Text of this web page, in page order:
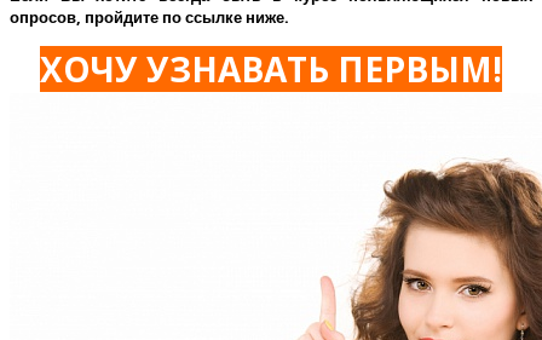
опросов, пройдите по ссылке ниже.
ХОЧУ УЗНАВАТЬ ПЕРВЫМ!